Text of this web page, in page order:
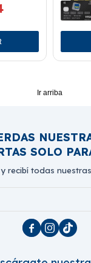
Ir arriba
SOLO
y recibí todas
  